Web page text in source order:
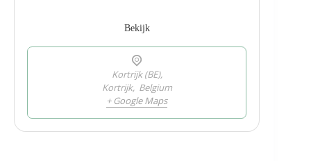
Bekijk
Kortrijk (BE),
Kortrijk, Belgium
+ Google Maps